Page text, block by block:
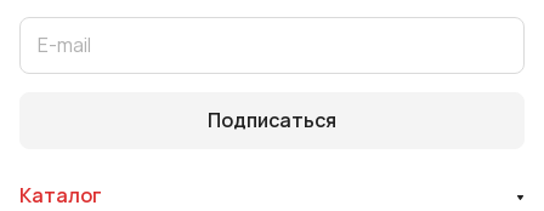
Подписаться
Каталог